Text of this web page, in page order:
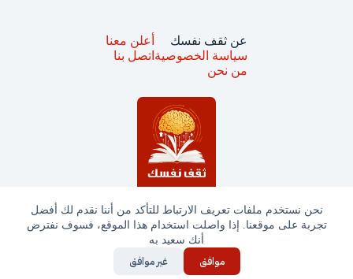
نحن نستخدم ملفات تعريف الارتباط للتأكد من أننا نقدم لك أفضل
تجربة على موقعنا. إذا واصلت استخدام هذا الموقع، فسوف نفترض
أنك سعيد به
موافق غير موافق
جميع الحقوق محفوظة © ثقف نفسك 2025
عن ثقف نفسك
سياسة الخصوصية
من نحن
أعلن معنا
اتصل بنا